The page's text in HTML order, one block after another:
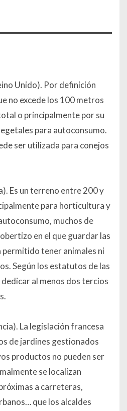
Unido). Por definición
no excede los 100 metros
o principalmente por su
para autoconsumo.
ser utilizada para conejos
Es un terreno entre 200 y
para horticultura y
muchos de
en el que guardar las
tener animales ni
Según los estatutos de las
al menos dos tercios
La legislación francesa
de jardines gestionados
productos no pueden ser
se localizan
a carreteras,
que los alcaldes